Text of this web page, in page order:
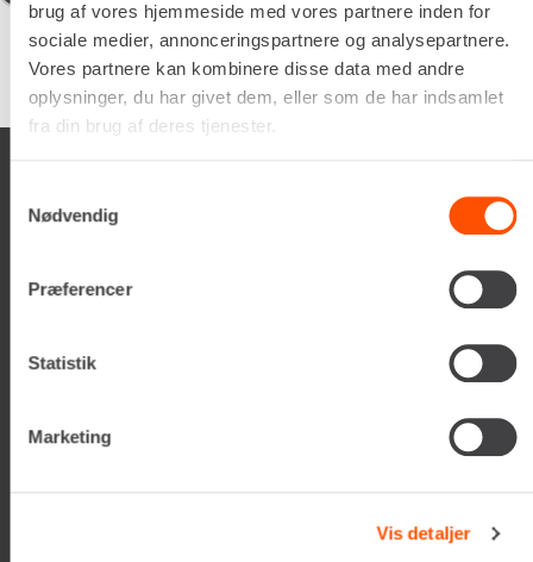
brug af vores hjemmeside med vores partnere inden for
sociale medier, annonceringspartnere og analysepartnere.
Vores partnere kan kombinere disse data med andre
oplysninger, du har givet dem, eller som de har indsamlet
fra din brug af deres tjenester.
Nødvendig
Præferencer
Statistik
Marketing
Vis detaljer
Google samlet bedømmelse er 4.5af 5,
på basis af150 anmeldelser
Renta A/S
Tlf. +45 70206242